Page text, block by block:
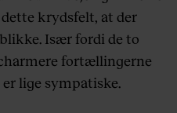
krydsfelt, at der
Især fordi de to
fortællingerne
lige sympatiske.